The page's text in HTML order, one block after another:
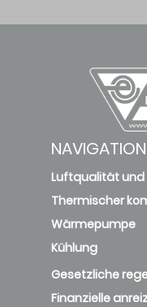
NAVIGATION
Luftqualität
Thermischer
Wärmepumpe
Kühlung
Gesetzliche
Finanzielle